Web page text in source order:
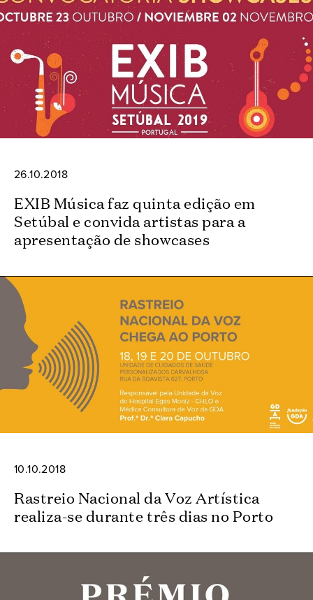
26.10.2018
EXIB Música faz quinta edição em
Setúbal e convida artistas para a
apresentação de showcases
10.10.2018
Rastreio Nacional da Voz Artística
realiza-se durante três dias no Porto